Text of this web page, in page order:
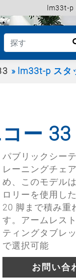
lm33t-p
lm33t-p スタ
ー 33
パブリックシー
レーニングチェ
め、このモデル
ロリーを使用し
20 脚まで積み重
す。アームレス
ティングタブレ
で選択可能
お問い合